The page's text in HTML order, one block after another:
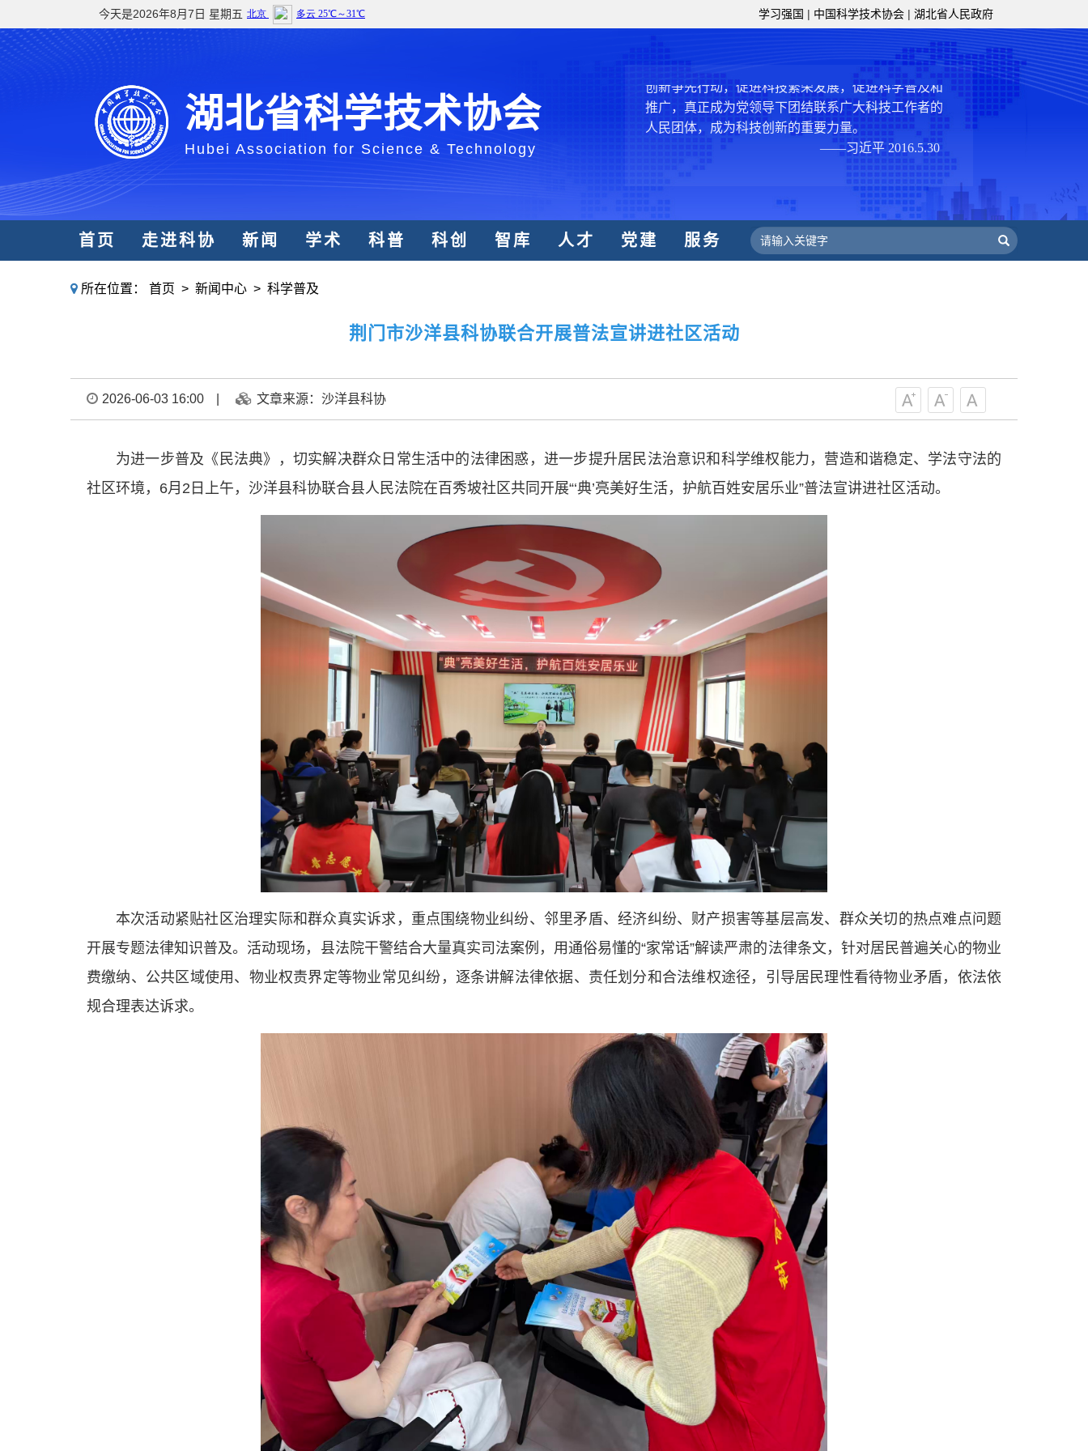
学习强国 | 中国科学技术协会 | 湖北省人民政府
今天是2026年8月7日 星期五
湖北省科学技术协会
Hubei Association for Science & Technology
和政府科学决策服务的职责定位,推动开放型、枢纽
型、平台型科协组织建设，接长手臂，扎根基层，团
结引领广大科技工作者积极进军科技创新，组织开展
创新争先行动，促进科技繁荣发展，促进科学普及和
推广，真正成为党领导下团结联系广大科技工作者的
人民团体，成为科技创新的重要力量。
——习近平 2016.5.30
中国科协要肩负起党和政府联系科技工作者桥梁
和纽带的职责，坚持为科技工作者服务、为创新驱动
发展服务、为提高全民科学素质服务、为党和政府科
学决策服务，更广泛地把广大科技工作者团结在党的
周围，弘扬科学家精神，涵养优良学风。要坚持面向
类命运共同体作出更大贡献。
创新驱动发展服务、为提高全民科学素质服务、为党
和政府科学决策服务的职责定位,推动开放型、枢纽
型、平台型科协组织建设，接长手臂，扎根基层，团
创新争先行动，促进科技繁荣发展，促进科学普及和
推广，真正成为党领导下团结联系广大科技工作者的
中国科协要肩负起党和政府联系科技工作者桥梁
和纽带的职责，坚持为科技工作者服务、为创新驱动
发展服务、为提高全民科学素质服务、为党和政府科
学决策服务，更广泛地把广大科技工作者团结在党的
周围，弘扬科学家精神，涵养优良学风。要坚持面向
世界、面向未来，增进对国际科技界的开放、信任、
合作，为全面建设社会主义现代化国家、推动构建人
类命运共同体作出更大贡献。
首页 走进科协 新闻 学术 科普 科创 智库 人才 党建 服务
所在位置： 首页 > 新闻中心 > 科学普及
荆门市沙洋县科协联合开展普法宣讲进社区活动
2026-06-03 16:00 文章来源：沙洋县科协
为进一步普及《民法典》，切实解决群众日常生活中的法律困惑，进一步提升居民法治意识和科学维权能力，营造和谐稳定、学法守法的
社区环境，6月2日上午，沙洋县科协联合县人民法院在百秀坡社区共同开展“‘典’亮美好生活，护航百姓安居乐业”普法宣讲进社区活动。
本次活动紧贴社区治理实际和群众真实诉求，重点围绕物业纠纷、邻里矛盾、经济纠纷、财产损害等基层高发、群众关切的热点难点问题
开展专题法律知识普及。活动现场，县法院干警结合大量真实司法案例，用通俗易懂的“家常话”解读严肃的法律条文，针对居民普遍关心的物业
费缴纳、公共区域使用、物业权责界定等物业常见纠纷，逐条讲解法律依据、责任划分和合法维权途径，引导居民理性看待物业矛盾，依法依
规合理表达诉求。